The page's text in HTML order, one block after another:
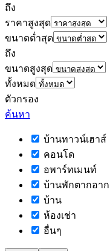
ถึง
ราคาสูงสุด
ขนาดต่ำสุด
ถึง
ขนาดสูงสุด
ทั้งหมด
ตัวกรอง
ค้นหา
บ้านทาวน์เฮาส์
คอนโด
อพาร์ทเมนท์
บ้านพักตากอา
บ้าน
ห้องเช่า
อื่นๆ